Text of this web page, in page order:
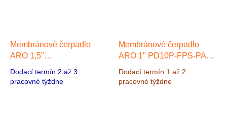
Membránové čerpadlo
ARO 1,5"
465 l/min, výtlak 8,3 bar
Dodací termín 2 až 3
pracovné týždne
Membránové čerpadlo
ARO 1" PD10P-FPS-PAA
Výkon 200 l/min, výtlak 8,3
Dodací termín 1 až 2
pracovné týždne